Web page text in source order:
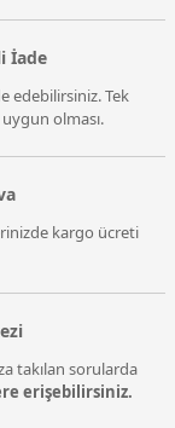
İade
edebilirsiniz. Tek
uygun olması.
kargo ücreti
takılan sorularda
erişebilirsiniz.